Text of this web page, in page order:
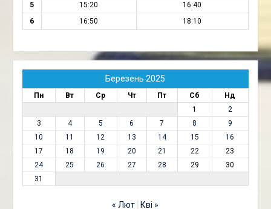
5
15:20
16:40
6
16:50 18:10
Березень 2025
Пн Вт Ср Чт Пт Сб
Нд
1
2
3
4 5 6 7 8
9
10
11 12 13 14 15
16
17
18 19 20 21 22
23
24
25 26 27 28 29
30
31
« Лют Кві »